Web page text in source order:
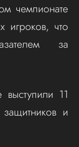
чемпионате
игроков, что
за
11
и